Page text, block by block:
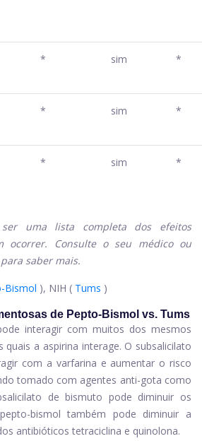
* sim *
* sim *
* sim *
uma lista completa dos efeitos
ocorrer. Consulte o seu médico ou
saber mais.
Bismol ), NIH ( Tums )
de Pepto-Bismol vs. Tums
interagir com muitos dos mesmos
a aspirina interage. O subsalicilato
com a varfarina e aumentar o risco
tomado com agentes anti-gota como
de bismuto pode diminuir os
bismol também pode diminuir a
antibióticos tetraciclina e quinolona.